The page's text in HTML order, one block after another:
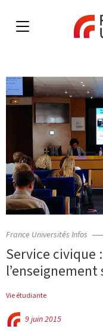
France Universités Infos
Service civique
Vie étudiante
9 juin 2015